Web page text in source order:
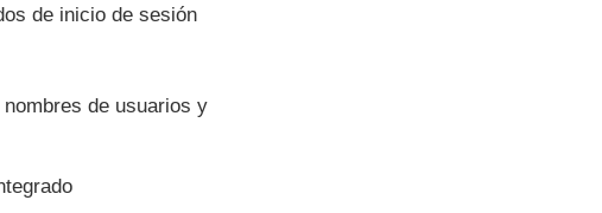
de inicio de sesión
de usuarios y